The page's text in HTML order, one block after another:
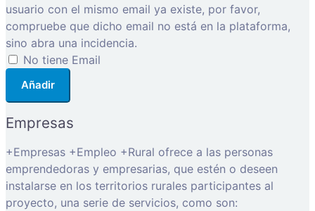
usuario con el mismo email ya existe, por favor,
compruebe que dicho email no está en la plataforma,
sino abra una incidencia.
No tiene Email
Añadir
Empresas
+Empresas +Empleo +Rural ofrece a las personas
emprendedoras y empresarias, que estén o deseen
instalarse en los territorios rurales participantes al
proyecto, una serie de servicios, como son: